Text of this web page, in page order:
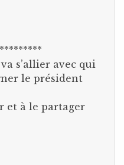
s’allier avec qui
le président
et à le partager